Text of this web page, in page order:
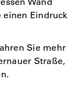
Eindruck
Sie mehr
Straße,